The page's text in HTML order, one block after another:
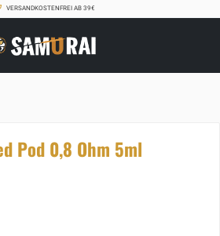
VERSANDKOSTENFREI AB 39€
Pod 0,8 Ohm 5ml